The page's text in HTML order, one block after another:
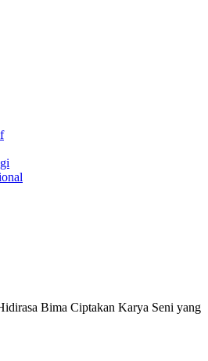
Bima Ciptakan Karya Seni yang